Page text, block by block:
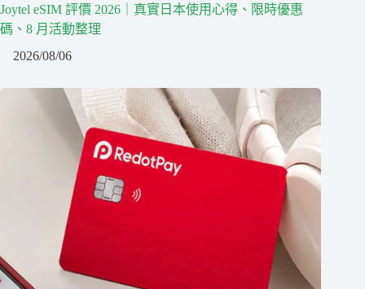
Joytel eSIM 評價 2026｜真實日本使用心得、限時優惠
碼、8 月活動整理
2026/08/06